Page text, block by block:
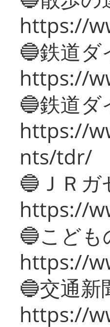
https://
🔵鉄道ダ
https://
🔵鉄道
https://
nts/tdr/
🔵ＪＲガ
https://
🔵こども
https://
🔵交通新
https://